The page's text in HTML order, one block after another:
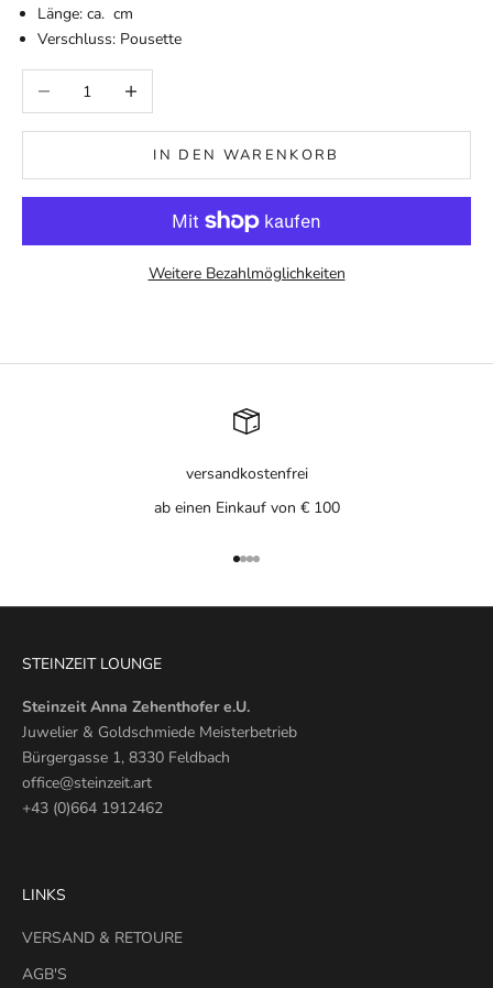
Länge: ca. cm
Verschluss: Pousette
Anzahl verringernAnzahl erhöhen
IN DEN WARENKORB
Weitere Bezahlmöglichkeiten
versandkostenfrei
ab einen Einkauf von € 100
Gehe zu Element 1
Gehe zu Element 2
Gehe zu Element 3
Gehe zu Element 4
STEINZEIT LOUNGE
Steinzeit Anna Zehenthofer e.U.
Juwelier & Goldschmiede Meisterbetrieb
Bürgergasse 1, 8330 Feldbach
office@steinzeit.art
+43 (0)664 1912462
LINKS
VERSAND & RETOURE
AGB'S